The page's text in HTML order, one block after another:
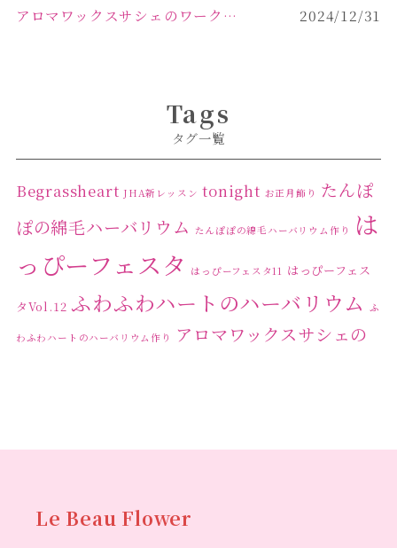
アロマワックスサシェのワークショップinPOLA中込原店ご報告【佐久市 キャンドル サシェ】
2024/12/31
Tags
タグ一覧
Begrassheart JHA新レッスン tonight お正月飾り たんぽ
ぽの綿毛ハーバリウム たんぽぽの綿毛ハーバリウム作り
は
っぴーフェスタ
はっぴーフェスタ11 はっぴーフェス
タVol.12 ふわふわハートのハーバリウム ふ
わふわハートのハーバリウム作り
アロマワックスサシェの
リウムレッスン
Le Beau Flower